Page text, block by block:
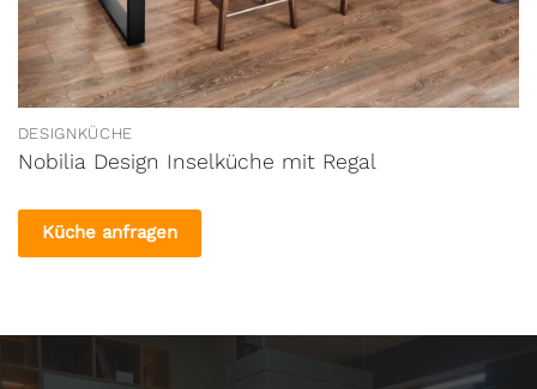
DESIGNKÜCHE
Nobilia Design Inselküche mit Regal
Küche anfragen